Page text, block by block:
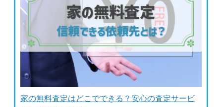
家の無料査定はどこでできる？安心の査定サービ